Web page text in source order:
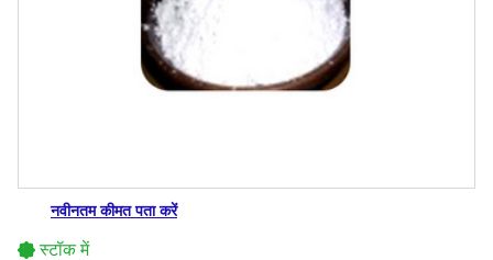
नवीनतम कीमत पता करें
स्टॉक में